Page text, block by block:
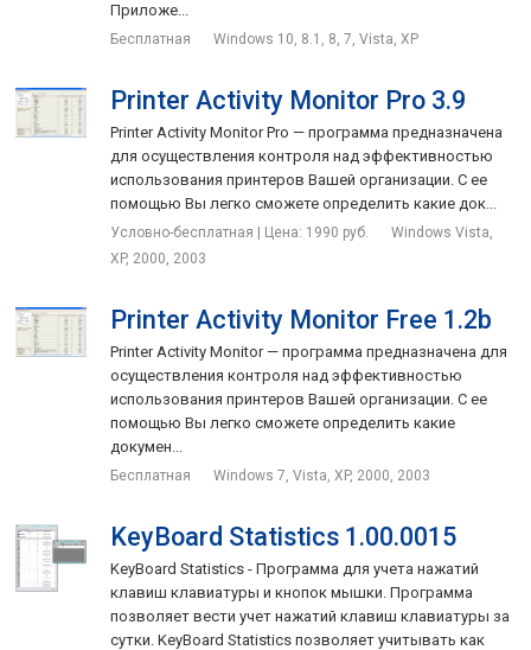
Приложе...
Бесплатная Windows 10, 8.1, 8, 7, Vista, XP
Printer Activity Monitor Pro 3.9
Printer Activity Monitor Pro — программа предназначена
для осуществления контроля над эффективностью
использования принтеров Вашей организации. С ее
помощью Вы легко сможете определить какие док...
Условно-бесплатная | Цена: 1990 руб.
Windows Vista,
XP, 2000, 2003
Printer Activity Monitor Free 1.2b
Printer Activity Monitor — программа предназначена для
осуществления контроля над эффективностью
использования принтеров Вашей организации. С ее
помощью Вы легко сможете определить какие
докумен...
Бесплатная Windows 7, Vista, XP, 2000, 2003
KeyBoard Statistics 1.00.0015
KeyBoard Statistics - Программа для учета нажатий
клавиш клавиатуры и кнопок мышки. Программа
позволяет вести учет нажатий клавиш клавиатуры за
сутки. KeyBoard Statistics позволяет учитывать как